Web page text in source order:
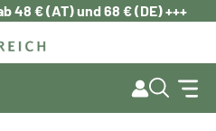
48 € (AT) und 68 € (DE) +++